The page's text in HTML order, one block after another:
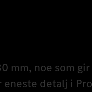
mm, noe som
eneste detalj i